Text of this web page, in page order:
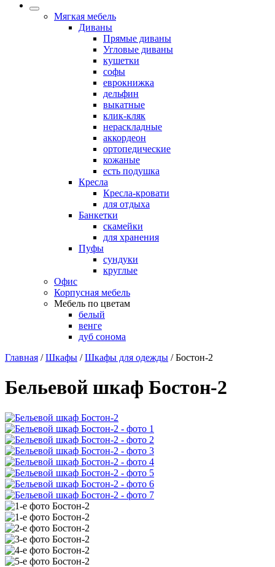
Мягкая мебель
Диваны
Прямые диваны
Угловые диваны
кушетки
софы
еврокнижка
дельфин
выкатные
клик-кляк
нераскладные
аккордеон
ортопедические
кожаные
есть подушка
Кресла
Кресла-кровати
для отдыха
Банкетки
скамейки
для хранения
Пуфы
сундуки
круглые
Офис
Корпусная мебель
Мебель по цветам
белый
венге
дуб сонома
Главная / Шкафы / Шкафы для одежды / Бостон-2
Бельевой шкаф Бостон-2